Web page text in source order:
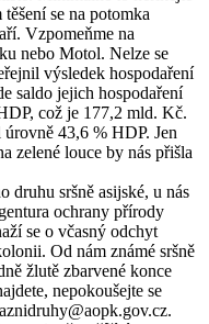
se na potomka
Vzpomeňme na
nebo Motol. Nelze se
výsledek hospodaření
saldo jejich hospodaření
což je 177,2 mld. Kč.
43,6 % HDP. Jen
zelené louce by nás přišla
druhu sršně asijské, u nás
ochrany přírody
se o včasný odchyt
Od nám známé sršně
žlutě zbarvené konce
nepokoušejte se